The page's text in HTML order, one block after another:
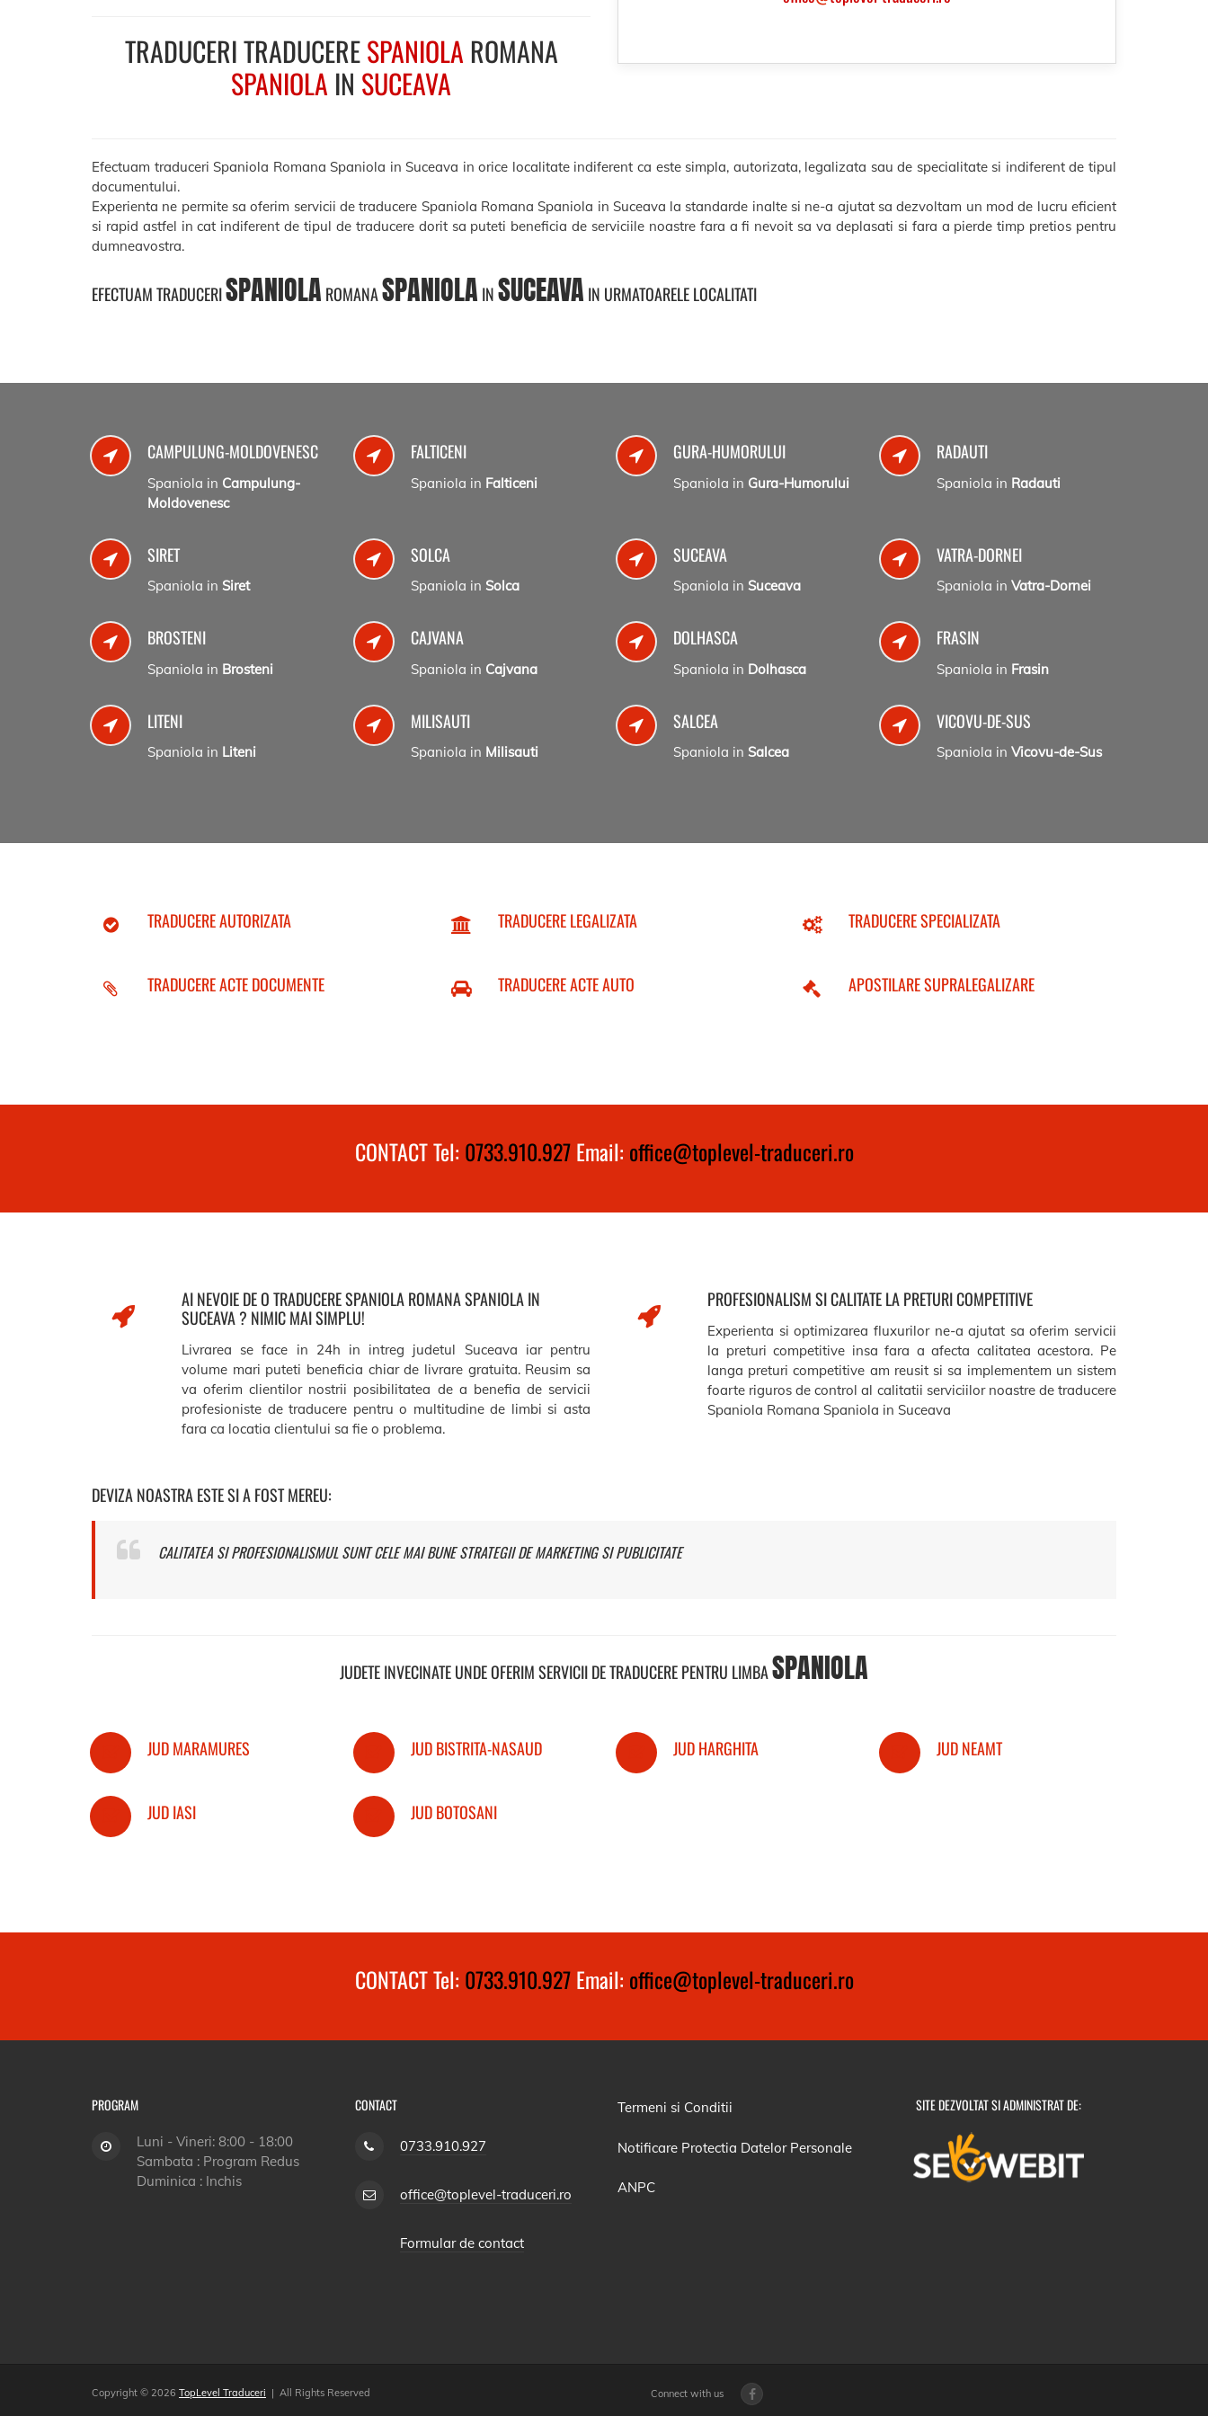
TRADUCERI TRADUCERESPANIOLA ROMANA
SPANIOLA IN SUCEAVA
Efectuam traduceri Spaniola Romana Spaniola in Suceava in orice localitate indiferent ca este simpla, autorizata, legalizata sau de specialitate si indiferent de tipul
documentului.
Experienta ne permite sa oferim servicii de traducere Spaniola Romana Spaniola in Suceava la standarde inalte si ne-a ajutat sa dezvoltam un mod de lucru eficient
si rapid astfel in cat indiferent de tipul de traducere dorit sa puteti beneficia de serviciile noastre fara a fi nevoit sa va deplasati si fara a pierde timp pretios pentru
dumneavostra.
EFECTUAM TRADUCERISPANIOLA ROMANASPANIOLA INSUCEAVA IN URMATOARELE LOCALITATI
CAMPULUNG-MOLDOVENESC
Spaniola in Campulung-
Moldovenesc
FALTICENI
Spaniola in Falticeni
GURA-HUMORULUI
Spaniola in Gura-Humorului
RADAUTI
Spaniola in Radauti
SIRET
Spaniola in Siret
SOLCA
Spaniola in Solca
SUCEAVA
Spaniola in Suceava
VATRA-DORNEI
Spaniola in Vatra-Dornei
BROSTENI
Spaniola in Brosteni
CAJVANA
Spaniola in Cajvana
DOLHASCA
Spaniola in Dolhasca
FRASIN
Spaniola in Frasin
LITENI
Spaniola in Liteni
MILISAUTI
Spaniola in Milisauti
SALCEA
Spaniola in Salcea
VICOVU-DE-SUS
Spaniola in Vicovu-de-Sus
TRADUCERE AUTORIZATA TRADUCERE LEGALIZATA TRADUCERE SPECIALIZATA
TRADUCERE ACTE DOCUMENTE TRADUCERE ACTE AUTO APOSTILARE SUPRALEGALIZARE
CONTACT Tel: 0733.910.927Email: office@toplevel-traduceri.ro
AI NEVOIE DE O TRADUCERE SPANIOLA ROMANA SPANIOLA IN
SUCEAVA ? NIMIC MAI SIMPLU!
Livrarea se face in 24h in intreg judetul Suceava iar pentru
volume mari puteti beneficia chiar de livrare gratuita. Reusim sa
va oferim clientilor nostrii posibilitatea de a benefia de servicii
profesioniste de traducere pentru o multitudine de limbi si asta
fara ca locatia clientului sa fie o problema.
PROFESIONALISM SI CALITATE LA PRETURI COMPETITIVE
Experienta si optimizarea fluxurilor ne-a ajutat sa oferim servicii
la preturi competitive insa fara a afecta calitatea acestora. Pe
langa preturi competitive am reusit si sa implementem un sistem
foarte riguros de control al calitatii serviciilor noastre de traducere
Spaniola Romana Spaniola in Suceava
DEVIZA NOASTRA ESTE SI A FOST MEREU:
CALITATEA SI PROFESIONALISMUL SUNT CELE MAI BUNE STRATEGII DE MARKETING SI PUBLICITATE
JUDETE INVECINATE UNDE OFERIM SERVICII DE TRADUCERE PENTRU LIMBASPANIOLA
JUD MARAMURES JUD BISTRITA-NASAUD JUD HARGHITA JUD NEAMT
JUD IASI JUD BOTOSANI
CONTACT Tel: 0733.910.927Email: office@toplevel-traduceri.ro
PROGRAM
Luni - Vineri: 8:00 - 18:00
Sambata : Program Redus
Duminica : Inchis
CONTACT
0733.910.927
office@toplevel-traduceri.ro
Formular de contact
Termeni si Conditii
Notificare Protectia Datelor Personale
ANPC
SITE DEZVOLTAT SI ADMINISTRAT DE:
Copyright © 2026 TopLevel Traduceri | All Rights Reserved Connect with us